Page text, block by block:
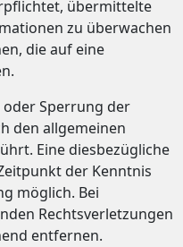
übermittelte
zu überwachen
die auf eine
Sperrung der
den allgemeinen
Eine diesbezügliche
der Kenntnis
möglich. Bei
Rechtsverletzungen
entfernen.